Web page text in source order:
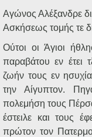
Αγώνος Αλέξανδρε
Ασκήσεως τομής τε
Ούτοι οι Άγιοι
παραβάτου εν έτει
ζωήν τους εν
την Αίγυπτον.
πολεμήση τους
έστειλε και τους
πρώτον τον